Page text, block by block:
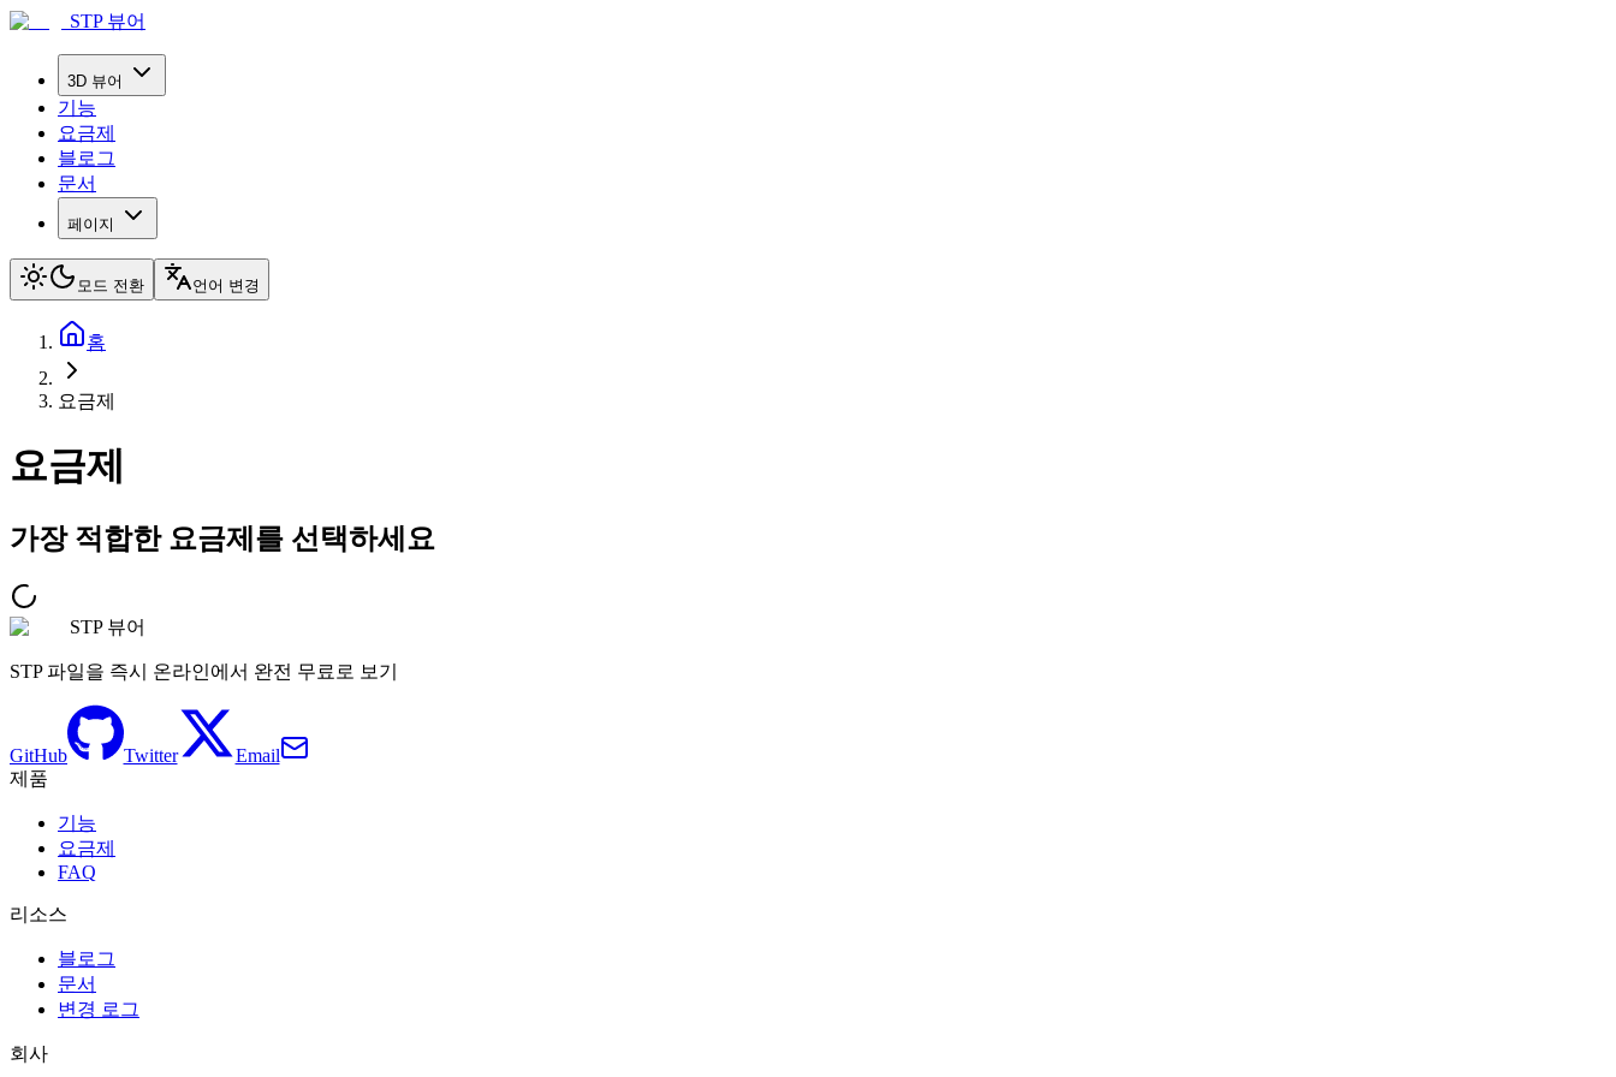
STP 뷰어
3D 뷰어
기능
요금제
블로그
문서
페이지
모드 전환 언어 변경
홈
요금제
요금제
가장 적합한 요금제를 선택하세요
STP 뷰어
STP 파일을 즉시 온라인에서 완전 무료로 보기
GitHub Twitter
Email
제품
기능
요금제
FAQ
리소스
블로그
문서
변경 로그
회사